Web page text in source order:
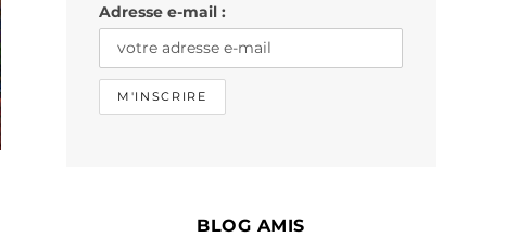
m
Adresse e-mail :
BLOG AMIS